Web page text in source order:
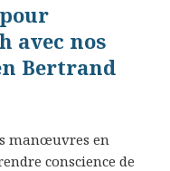
avec nos
Bertrand
manœuvres en
conscience de